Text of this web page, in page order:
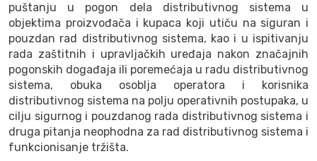
puštanju u pogon dela distributivnog sistema u
objektima proizvođača i kupaca koji utiču na siguran i
pouzdan rad distributivnog sistema, kao i u ispitivanju
rada zaštitnih i upravljačkih uređaja nakon značajnih
pogonskih događaja ili poremećaja u radu distributivnog
sistema, obuka osoblja operatora i korisnika
distributivnog sistema na polju operativnih postupaka, u
cilju sigurnog i pouzdanog rada distributivnog sistema i
druga pitanja neophodna za rad distributivnog sistema i
funkcionisanje tržišta.